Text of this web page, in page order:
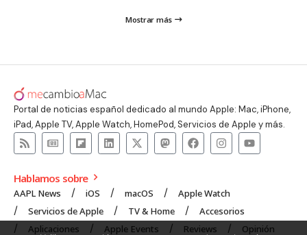
Mostrar más
Portal de noticias español dedicado al mundo Apple: Mac, iPhone,
iPad, Apple TV, Apple Watch, HomePod, Servicios de Apple y más.
Hablamos sobre
AAPL News iOS macOS
Apple Watch
Servicios de Apple
TV & Home
Accesorios
Aplicaciones
Apple Events Reviews Opinión